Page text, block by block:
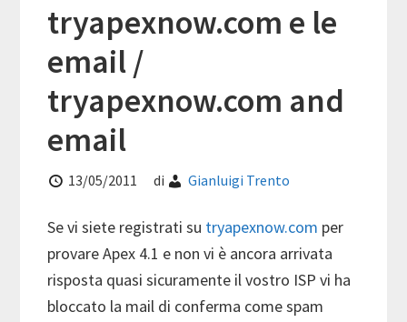
tryapexnow.com e le
email /
tryapexnow.com and
email
13/05/2011 di Gianluigi Trento
Se vi siete registrati su tryapexnow.com per
provare Apex 4.1 e non vi è ancora arrivata
risposta quasi sicuramente il vostro ISP vi ha
bloccato la mail di conferma come spam